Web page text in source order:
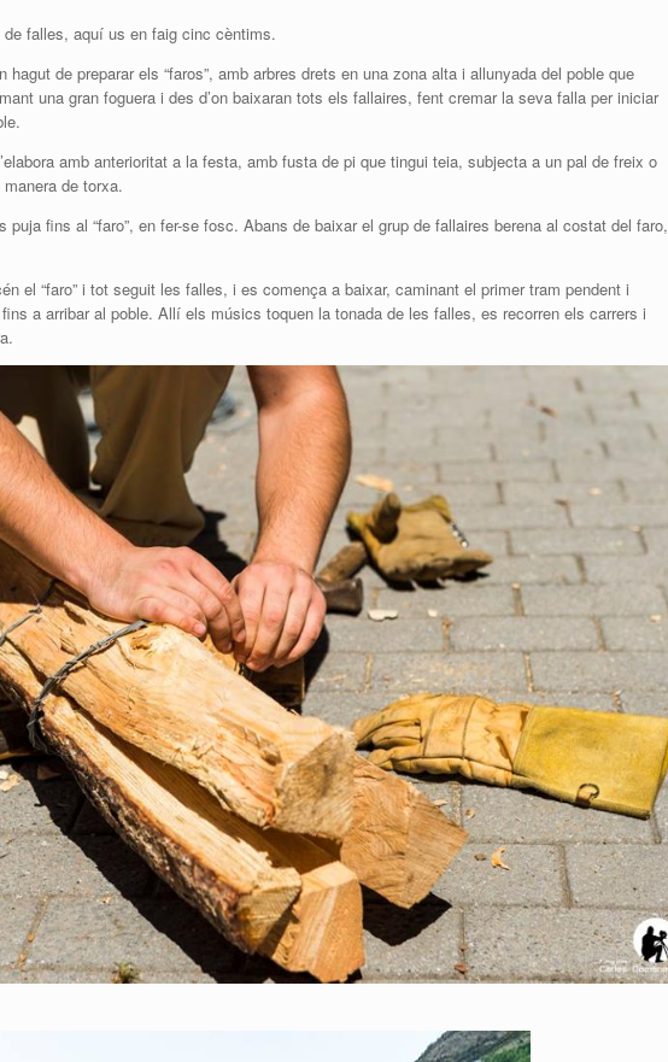
falles, aquí us en faig cinc cèntims.
hagut de preparar els “faros”, amb arbres drets en una zona alta i allunyada del poble que
una gran foguera i des d’on baixaran tots els fallaires, fent cremar la seva falla per iniciar
amb anterioritat a la festa, amb fusta de pi que tingui teia, subjecta a un pal de freix o
de torxa.
fins al “faro”, en fer-se fosc. Abans de baixar el grup de fallaires berena al costat del faro,
el “faro” i tot seguit les falles, i es comença a baixar, caminant el primer tram pendent i
a arribar al poble. Allí els músics toquen la tonada de les falles, es recorren els carrers i